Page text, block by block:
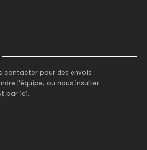
contacter pour des envois
l'équipe, ou nous insulter
par ici.